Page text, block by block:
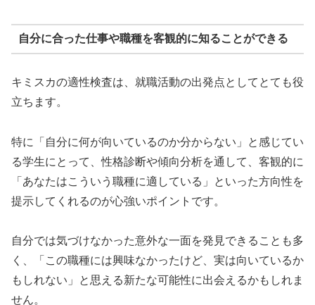
自分に合った仕事や職種を客観的に知ることができる
キミスカの適性検査は、就職活動の出発点としてとても役
立ちます。
特に「自分に何が向いているのか分からない」と感じてい
る学生にとって、性格診断や傾向分析を通して、客観的に
「あなたはこういう職種に適している」といった方向性を
提示してくれるのが心強いポイントです。
自分では気づけなかった意外な一面を発見できることも多
く、「この職種には興味なかったけど、実は向いているか
もしれない」と思える新たな可能性に出会えるかもしれま
せん。